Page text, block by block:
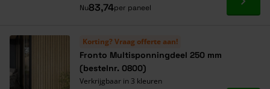
Nu83,74per paneel Ga
Korting? Vraag offerte aan!
Fronto Multisponningdeel 250 mm
(bestelnr. 0800)
Verkrijgbaar in 3 kleuren